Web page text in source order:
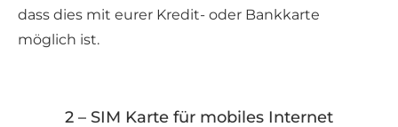
dass dies mit eurer Kredit- oder Bankkarte
möglich ist.
2 – SIM Karte für mobiles Internet